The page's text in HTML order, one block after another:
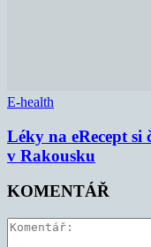
E-health
Léky na eRecept si
v Rakousku
KOMENTÁŘ